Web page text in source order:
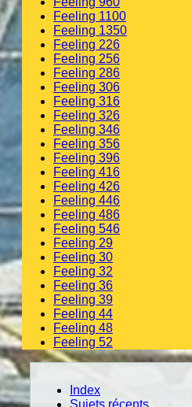
Feeling 1100
Feeling 1350
Feeling 226
Feeling 256
Feeling 286
Feeling 306
Feeling 316
Feeling 326
Feeling 346
Feeling 356
Feeling 396
Feeling 416
Feeling 426
Feeling 446
Feeling 486
Feeling 546
Feeling 29
Feeling 30
Feeling 32
Feeling 36
Feeling 39
Feeling 44
Feeling 48
Feeling 52
Index